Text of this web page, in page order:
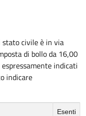
civile è in via
di bollo da 16,00
indicati
indicare
Esenti